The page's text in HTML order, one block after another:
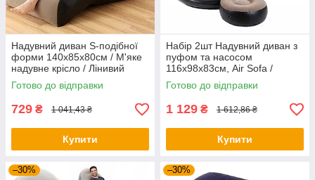
Надувний диван S-подібної
форми 140х85x80см / М'яке
надувне крісло / Лінивий
диван
Готово до відправки
729 ₴ 1 041,43 ₴
Купити
Набір 2шт Надувний диван з
пуфом та насосом
116х98х83см, Air Sofa /
Надувне велюрове крісло
для відпочинку
Готово до відправки
1 129 ₴ 1 612,86 ₴
Купити
–30% –30%